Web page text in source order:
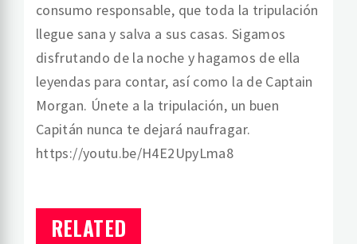
consumo responsable, que toda la tripulación
llegue sana y salva a sus casas. Sigamos
disfrutando de la noche y hagamos de ella
leyendas para contar, así como la de Captain
Morgan. Únete a la tripulación, un buen
Capitán nunca te dejará naufragar.
https://youtu.be/H4E2UpyLma8
RELATED